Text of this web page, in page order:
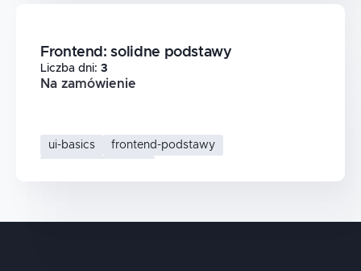
Frontend: solidne podstawy
Liczba dni: 3
Na zamówienie
ui-basics
frontend-podstawy